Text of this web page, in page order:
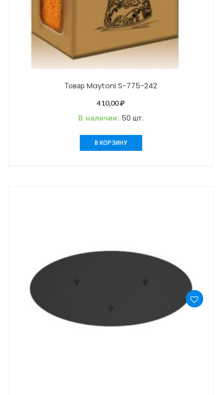
Товар Maytoni S-775-242
410,00₽
В наличии: 50 шт.
В КОРЗИНУ